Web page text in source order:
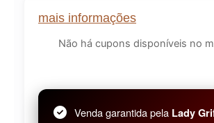
mais informações
Não há cupons disponíveis no
Venda garantida pela Lady